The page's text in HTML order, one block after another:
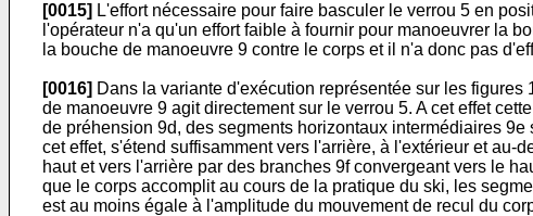
[0015] L'effort nécessaire pour faire basculer le verrou 5 en
l'opérateur n'a qu'un effort faible à fournir pour manoeuvrer la
la bouche de manoeuvre 9 contre le corps et il n'a donc pas
[0016] Dans la variante d'exécution représentée sur les
de manoeuvre 9 agit directement sur le verrou 5. A cet effet
de préhension 9d, des segments horizontaux intermédiaires
cet effet, s'étend suffisamment vers l'arrière, à l'extérieur et
haut et vers l'arrière par des branches 9f convergeant vers le
que le corps accomplit au cours de la pratique du ski, les
est au moins égale à l'amplitude du mouvement de recul du